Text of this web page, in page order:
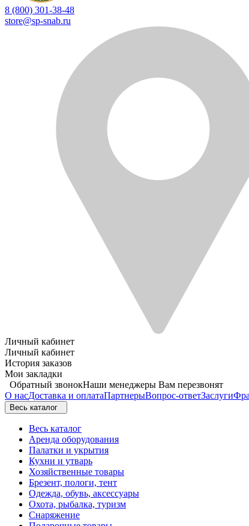
8 (800) 301-38-48
store@sp-snab.ru
Личный кабинет
Личный кабинет
История заказов
Мои закладки
Обратный звонокНаши менеджеры Вам перезвонят
О насДоставка и оплатаПартнерыВопрос-ответЗаслуги
Весь каталог
Весь каталог
Аренда оборудования
Палатки и укрытия
Кухни и утварь
Хозяйственные товары
Брезент, пологи, тент
Одежда, обувь, аксессуары
Охота, рыбалка, туризм
Снаряжение